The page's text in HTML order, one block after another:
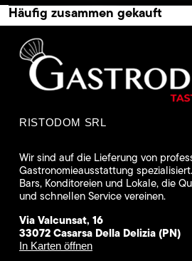
Häufig zusammen gekauft
RISTODOM SRL
Wir sind auf die Lieferung von
Gastronomieausstattung
Bars, Konditoreien und Lokale, die
und schnellen Service vereinen.
Via Valcunsat, 16
33072 Casarsa Della Delizia (PN)
In Karten öffnen